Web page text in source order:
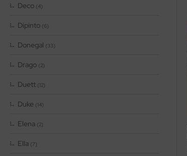
Deco (4)
Dipinto (6)
Donegal (33)
Drago (2)
Duett (12)
Duke (14)
Elena (2)
Ella (7)